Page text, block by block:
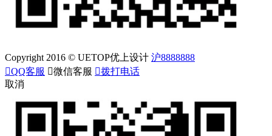
Copyright 2016 © UETOP优上设计 沪8888888
QQ客服 微信客服 拨打电话
取消